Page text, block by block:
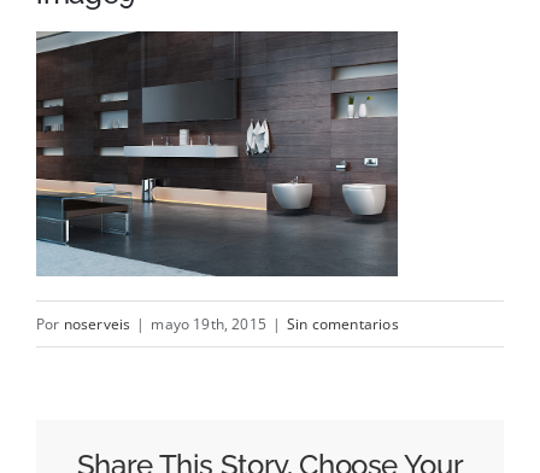
Cama
Baño
Contacto
Por noserveis | mayo 19th, 2015 | Sin comentarios
Share This Story, Choose Your